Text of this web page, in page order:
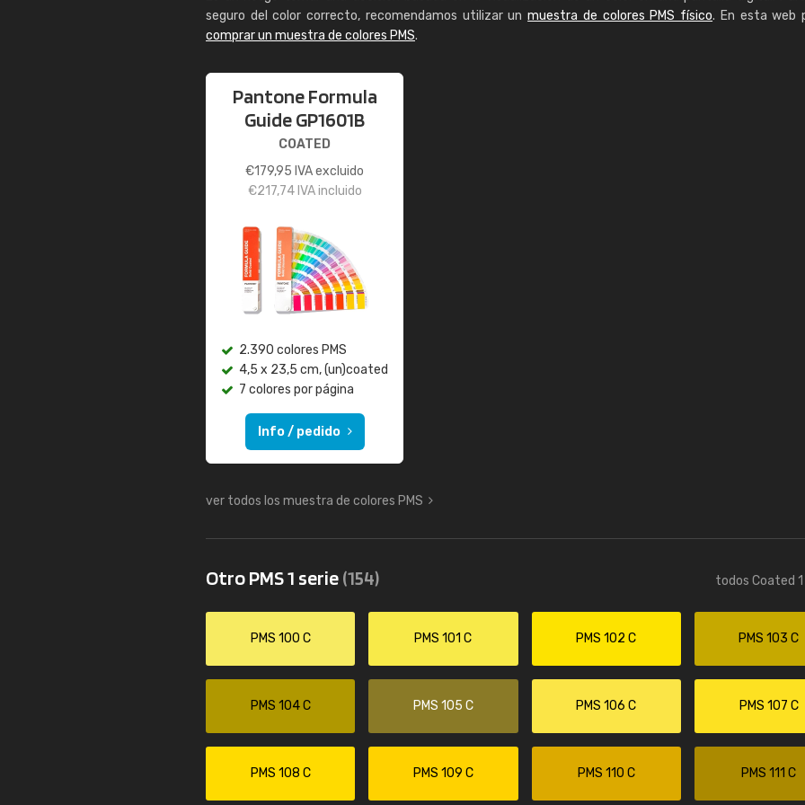
seguro del color correcto, recomendamos utilizar unmuestra de colores PMS físico. En esta web
comprar un muestra de colores PMS.
Pantone Formula
Guide GP1601B
COATED
€179,95 IVA excluido
€217,74IVA incluido
2.390 colores PMS
4,5 x 23,5 cm, (un)coated
7 colores por página
Info / pedido
ver todos los muestra de colores PMS
Otro PMS 1 serie(154) todos Coated 1
PMS 100 C PMS 101 C PMS 102 C PMS 103 C
PMS 104 C PMS 105 C PMS 106 C PMS 107 C
PMS 108 C PMS 109 C PMS 110 C PMS 111 C